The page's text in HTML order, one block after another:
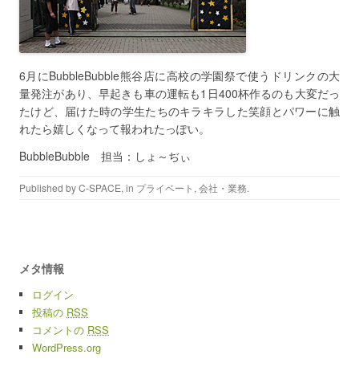
6月にBubbleBubble熊谷店に高校の学園祭で使うドリンクの大
量発注があり、早起きも車の運転も1日400杯作るのも大変だっ
たけど、届けた時の学生たちのキラキラした笑顔とパワーに触
れたら嬉しくなって報われたっぽい。
BubbleBubble 担当：しょ～ぢぃ
Published byC-SPACE, in プライベート , 会社・業務.
メタ情報
ログイン
投稿の RSS
コメントの RSS
WordPress.org